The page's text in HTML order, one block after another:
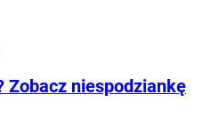
Zobacz niespodziankę